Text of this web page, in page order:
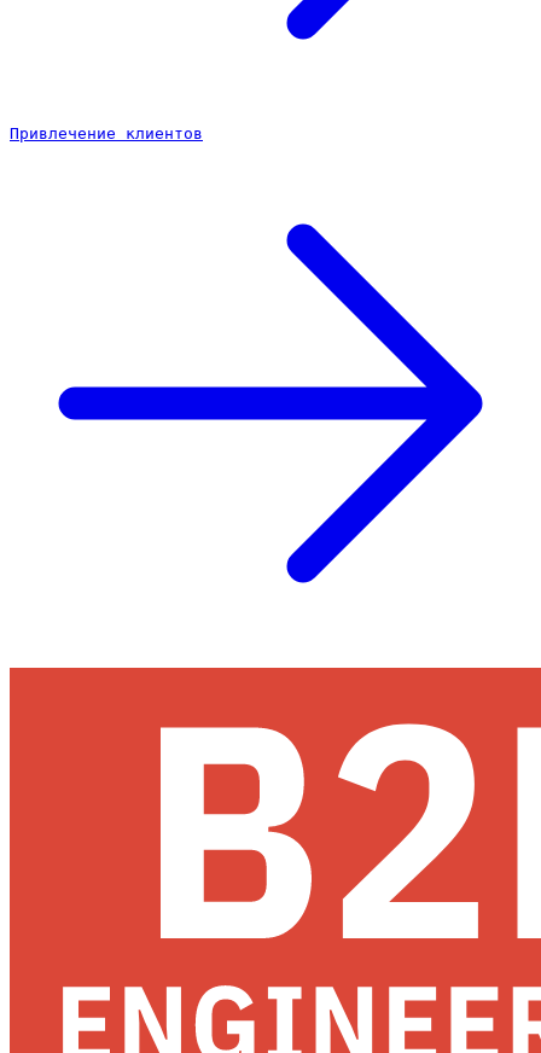
Привлечение клиентов